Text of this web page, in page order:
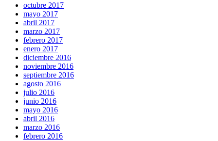
octubre 2017
mayo 2017
abril 2017
marzo 2017
febrero 2017
enero 2017
diciembre 2016
noviembre 2016
septiembre 2016
agosto 2016
julio 2016
junio 2016
mayo 2016
abril 2016
marzo 2016
febrero 2016